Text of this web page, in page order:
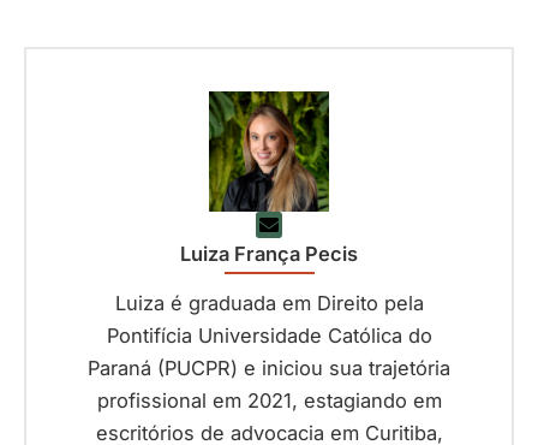
Luiza França Pecis
Luiza é graduada em Direito pela
Pontifícia Universidade Católica do
Paraná (PUCPR) e iniciou sua trajetória
profissional em 2021, estagiando em
escritórios de advocacia em Curitiba,